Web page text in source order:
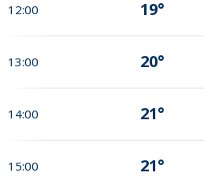
12:00 19°
13:00 20°
14:00 21°
15:00 21°